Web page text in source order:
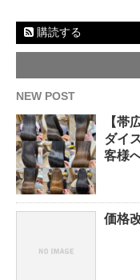
購読する
NEW POST
【帯
ダイ
客様
価格